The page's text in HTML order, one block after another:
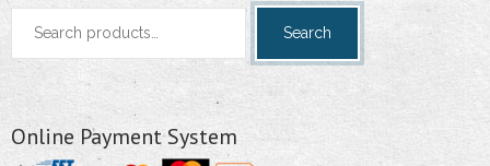
Search
Search
Online Payment System